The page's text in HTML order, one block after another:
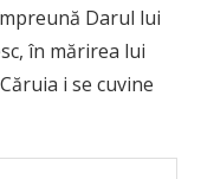
Darul lui
în mărirea lui
i se cuvine